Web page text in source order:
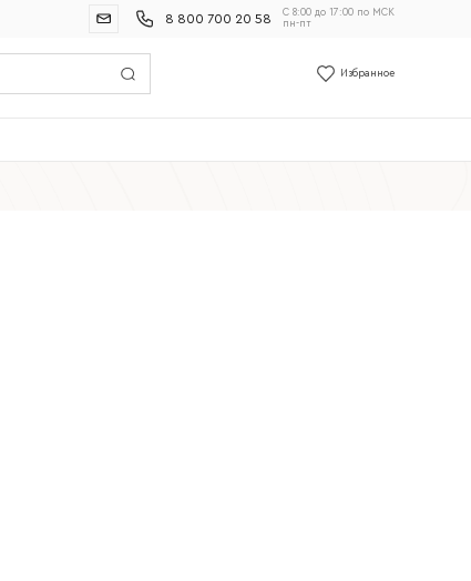
8 800 700 20 58
С 8:00 до 17:00 по МСК
пн-пт
Избранное